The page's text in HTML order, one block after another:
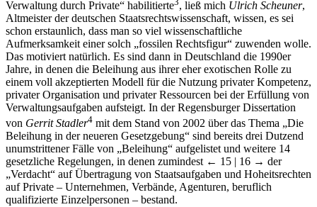
Verwaltung durch Private“ habilitierte , ließ mich Ulrich Scheuner,
Altmeister der deutschen Staatsrechtswissenschaft, wissen, es sei
schon erstaunlich, dass man so viel wissenschaftliche
Aufmerksamkeit einer solch „fossilen Rechtsfigur“ zuwenden wolle.
Das motiviert natürlich. Es sind dann in Deutschland die 1990er
Jahre, in denen die Beleihung aus ihrer eher exotischen Rolle zu
einem voll akzeptierten Modell für die Nutzung privater Kompetenz,
privater Organisation und privater Ressourcen bei der Erfüllung von
Verwaltungsaufgaben aufsteigt. In der Regensburger Dissertation
von Gerrit Stadler4 mit dem Stand von 2002 über das Thema „Die
Beleihung in der neueren Gesetzgebung“ sind bereits drei Dutzend
unumstrittener Fälle von „Beleihung“ aufgelistet und weitere 14
gesetzliche Regelungen, in denen zumindest ← 15 | 16 → der
„Verdacht“ auf Übertragung von Staatsaufgaben und Hoheitsrechten
auf Private – Unternehmen, Verbände, Agenturen, beruflich
qualifizierte Einzelpersonen – bestand.